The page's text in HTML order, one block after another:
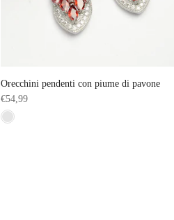
Orecchini pendenti con piume di pavone
€54,99